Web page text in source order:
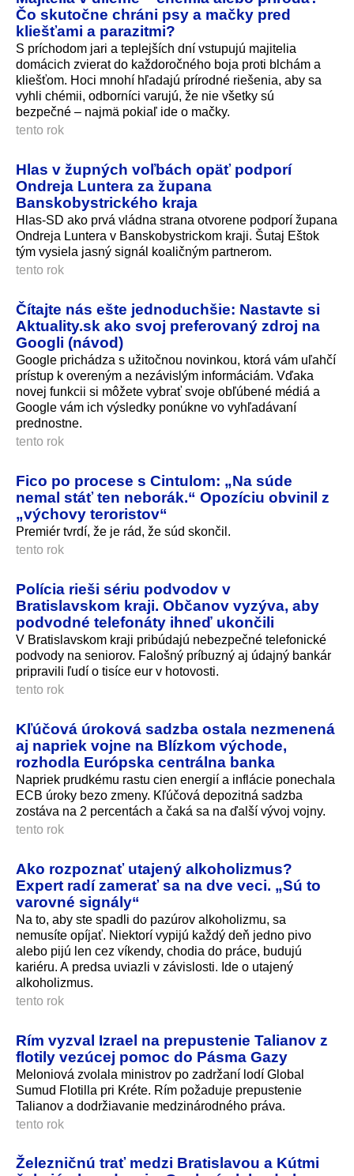
Čo skutočne chráni psy a mačky pred
kliešťami a parazitmi?
S príchodom jari a teplejších dní vstupujú majitelia
domácich zvierat do každoročného boja proti blchám a
kliešťom. Hoci mnohí hľadajú prírodné riešenia, aby sa
vyhli chémii, odborníci varujú, že nie všetky sú
bezpečné – najmä pokiaľ ide o mačky.
tento rok
Hlas v župných voľbách opäť podporí
Ondreja Luntera za župana
Banskobystrického kraja
Hlas-SD ako prvá vládna strana otvorene podporí župana
Ondreja Luntera v Banskobystrickom kraji. Šutaj Eštok
tým vysiela jasný signál koaličným partnerom.
tento rok
Čítajte nás ešte jednoduchšie: Nastavte si
Aktuality.sk ako svoj preferovaný zdroj na
Googli (návod)
Google prichádza s užitočnou novinkou, ktorá vám uľahčí
prístup k overeným a nezávislým informáciám. Vďaka
novej funkcii si môžete vybrať svoje obľúbené médiá a
Google vám ich výsledky ponúkne vo vyhľadávaní
prednostne.
tento rok
Fico po procese s Cintulom: „Na súde
nemal stáť ten neborák.“ Opozíciu obvinil z
„výchovy teroristov“
Premiér tvrdí, že je rád, že súd skončil.
tento rok
Polícia rieši sériu podvodov v
Bratislavskom kraji. Občanov vyzýva, aby
podvodné telefonáty ihneď ukončili
V Bratislavskom kraji pribúdajú nebezpečné telefonické
podvody na seniorov. Falošný príbuzný aj údajný bankár
pripravili ľudí o tisíce eur v hotovosti.
tento rok
Kľúčová úroková sadzba ostala nezmenená
aj napriek vojne na Blízkom východe,
rozhodla Európska centrálna banka
Napriek prudkému rastu cien energií a inflácie ponechala
ECB úroky bezo zmeny. Kľúčová depozitná sadzba
zostáva na 2 percentách a čaká sa na ďalší vývoj vojny.
tento rok
Ako rozpoznať utajený alkoholizmus?
Expert radí zamerať sa na dve veci. „Sú to
varovné signály“
Na to, aby ste spadli do pazúrov alkoholizmu, sa
nemusíte opíjať. Niektorí vypijú každý deň jedno pivo
alebo pijú len cez víkendy, chodia do práce, budujú
kariéru. A predsa uviazli v závislosti. Ide o utajený
alkoholizmus.
tento rok
Rím vyzval Izrael na prepustenie Talianov z
flotily vezúcej pomoc do Pásma Gazy
Meloniová zvolala ministrov po zadržaní lodí Global
Sumud Flotilla pri Kréte. Rím požaduje prepustenie
Talianov a dodržiavanie medzinárodného prá­va.
tento rok
Železničnú trať medzi Bratislavou a Kútmi